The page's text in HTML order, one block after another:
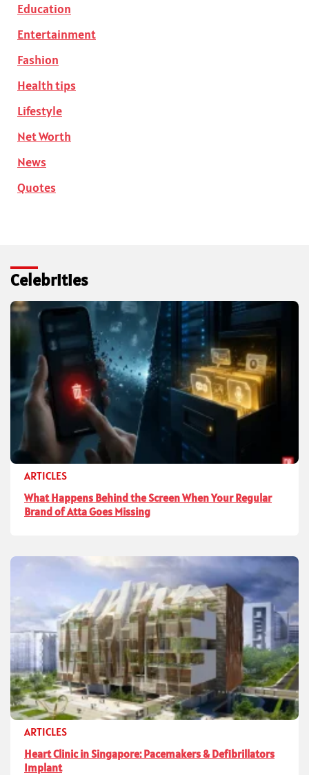
Education
Entertainment
Fashion
Health tips
Lifestyle
Net Worth
News
Quotes
Celebrities
ARTICLES
What Happens Behind the Screen When Your Regular
Brand of Atta Goes Missing
ARTICLES
Heart Clinic in Singapore: Pacemakers & Defibrillators
Implant